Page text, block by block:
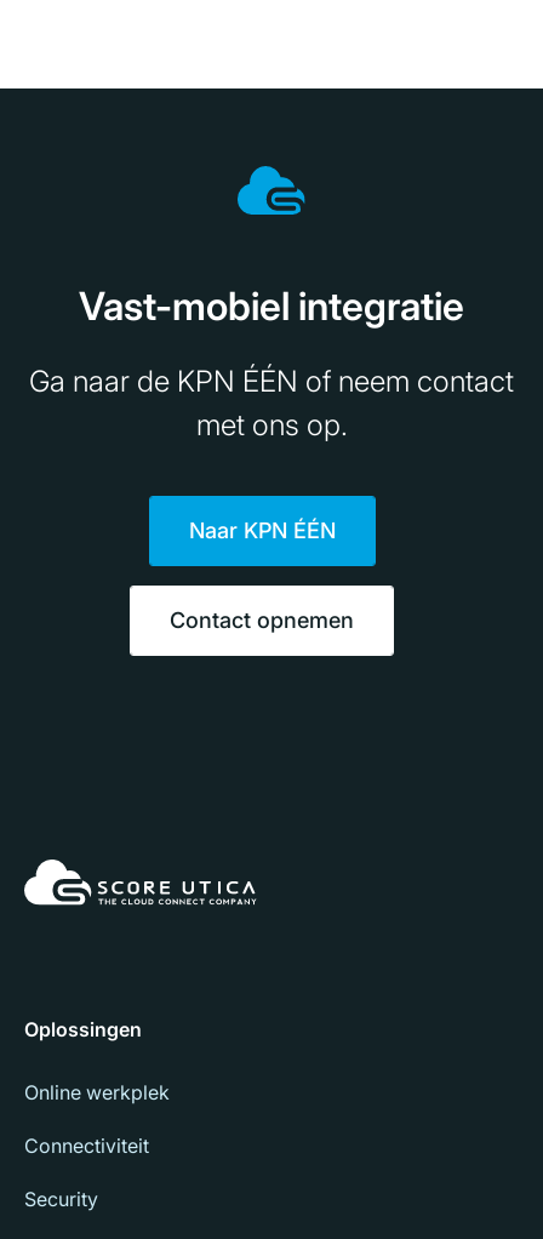
Vast-mobiel integratie
Ga naar de KPN ÉÉN of neem contact
met ons op.
Naar KPN ÉÉN
Contact opnemen
Oplossingen
Online werkplek
Connectiviteit
Security